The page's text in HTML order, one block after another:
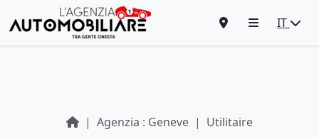
IT
Agenzia : Geneve Utilitaire